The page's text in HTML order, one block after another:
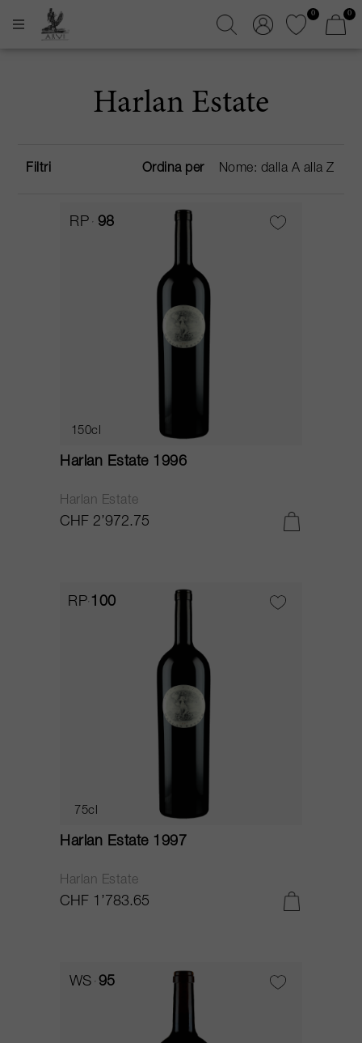
0 0
Harlan Estate
Filtri Ordina per
RP 98
150cl
Harlan Estate 1996
Harlan Estate
CHF 2’972.75
RP 100
75cl
Harlan Estate 1997
Harlan Estate
CHF 1’783.65
WS 95